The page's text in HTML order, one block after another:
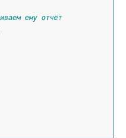
ему отчёт